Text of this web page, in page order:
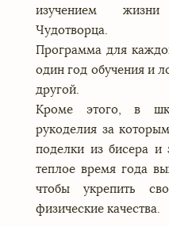
изучением
Чудотворца.
Программа для
один год обучения и
другой.
Кроме этого, в
рукоделия за
поделки из бисера и
теплое время года
чтобы укрепить
физические качества.